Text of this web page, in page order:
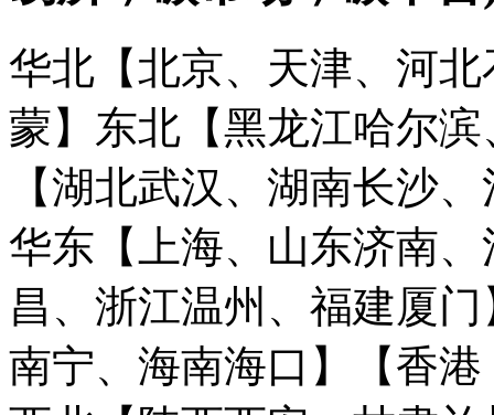
华北【北京、天津、河
蒙】 东北【黑龙江哈尔
【湖北武汉、湖南长沙
华东【上海、山东济南
昌、浙江温州、福建厦门
南宁、海南海口】
【香